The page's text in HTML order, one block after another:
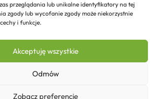
przeglądania lub unikalne identyfikatory na tej
zgody lub wycofanie zgody może niekorzystnie
i funkcje.
Akceptuję wszystkie
Odmów
Zobacz preferencje